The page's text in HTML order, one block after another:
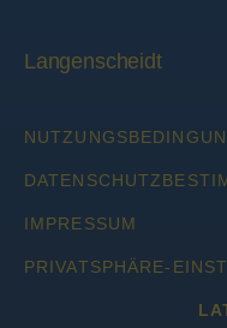
Langenscheidt
IMPRESSUM
PRIVATSPHÄRE-